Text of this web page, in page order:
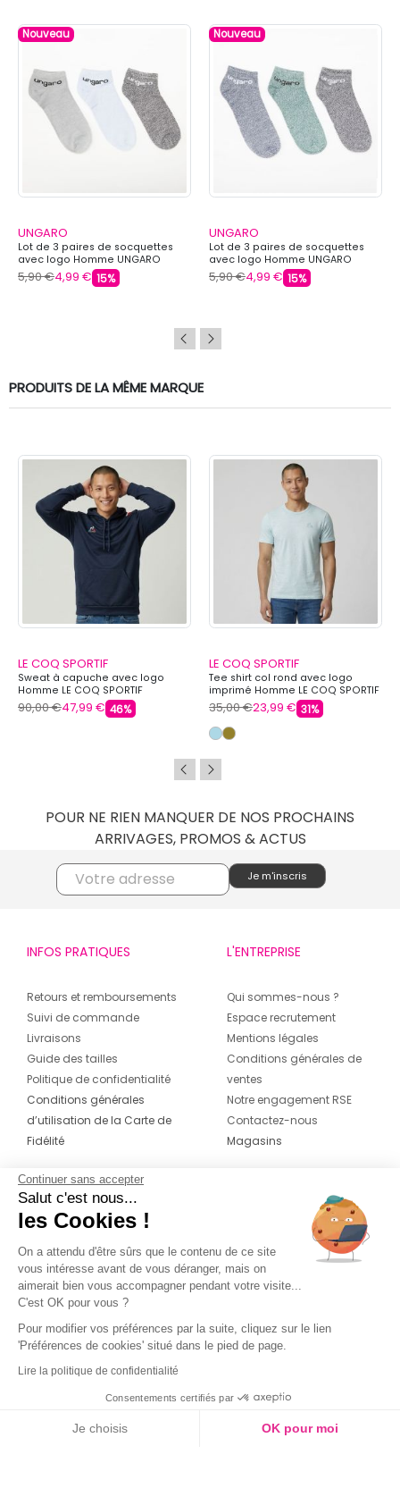
Nouveau
UNGARO
Lot de 3 paires de socquettes
avec logo Homme UNGARO
5,90 €4,99 € 15%
Nouveau
UNGARO
Lot de 3 paires de socquettes
avec logo Homme UNGARO
5,90 €4,99 € 15%
PRODUITS DE LA MÊME MARQUE
LE COQ SPORTIF
Sweat à capuche avec logo
Homme LE COQ SPORTIF
90,00 €47,99 € 46%
LE COQ SPORTIF
Tee shirt col rond avec logo
imprimé Homme LE COQ SPORTIF
35,00 €23,99 € 31%
POUR NE RIEN MANQUER DE NOS PROCHAINS
ARRIVAGES, PROMOS & ACTUS
INFOS PRATIQUES
Retours et remboursements
Suivi de commande
Livraisons
Guide des tailles
Politique de confidentialité
Conditions générales
d’utilisation de la Carte de
Fidélité
L'ENTREPRISE
Qui sommes-nous ?
Espace recrutement
Mentions légales
Conditions générales de
ventes
Notre engagement RSE
Contactez-nous
Magasins
CONTACT
04 42 20 78 42
Du lundi au jeudi de 8h30 à 16h30 & le
vendredi de 8h30 à 15h30
Continuer sans accepter
Salut c'est nous...
les Cookies !
On a attendu d'être sûrs que le contenu de ce site
vous intéresse avant de vous déranger, mais on
aimerait bien vous accompagner pendant votre visite...
C'est OK pour vous ?
Pour modifier vos préférences par la suite, cliquez sur le lien
'Préférences de cookies' situé dans le pied de page.
Lire la politique de confidentialité
Consentements certifiés par
Je choisis OK pour moi